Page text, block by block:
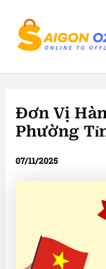
Đơn Vị
Phường
07/11/2025